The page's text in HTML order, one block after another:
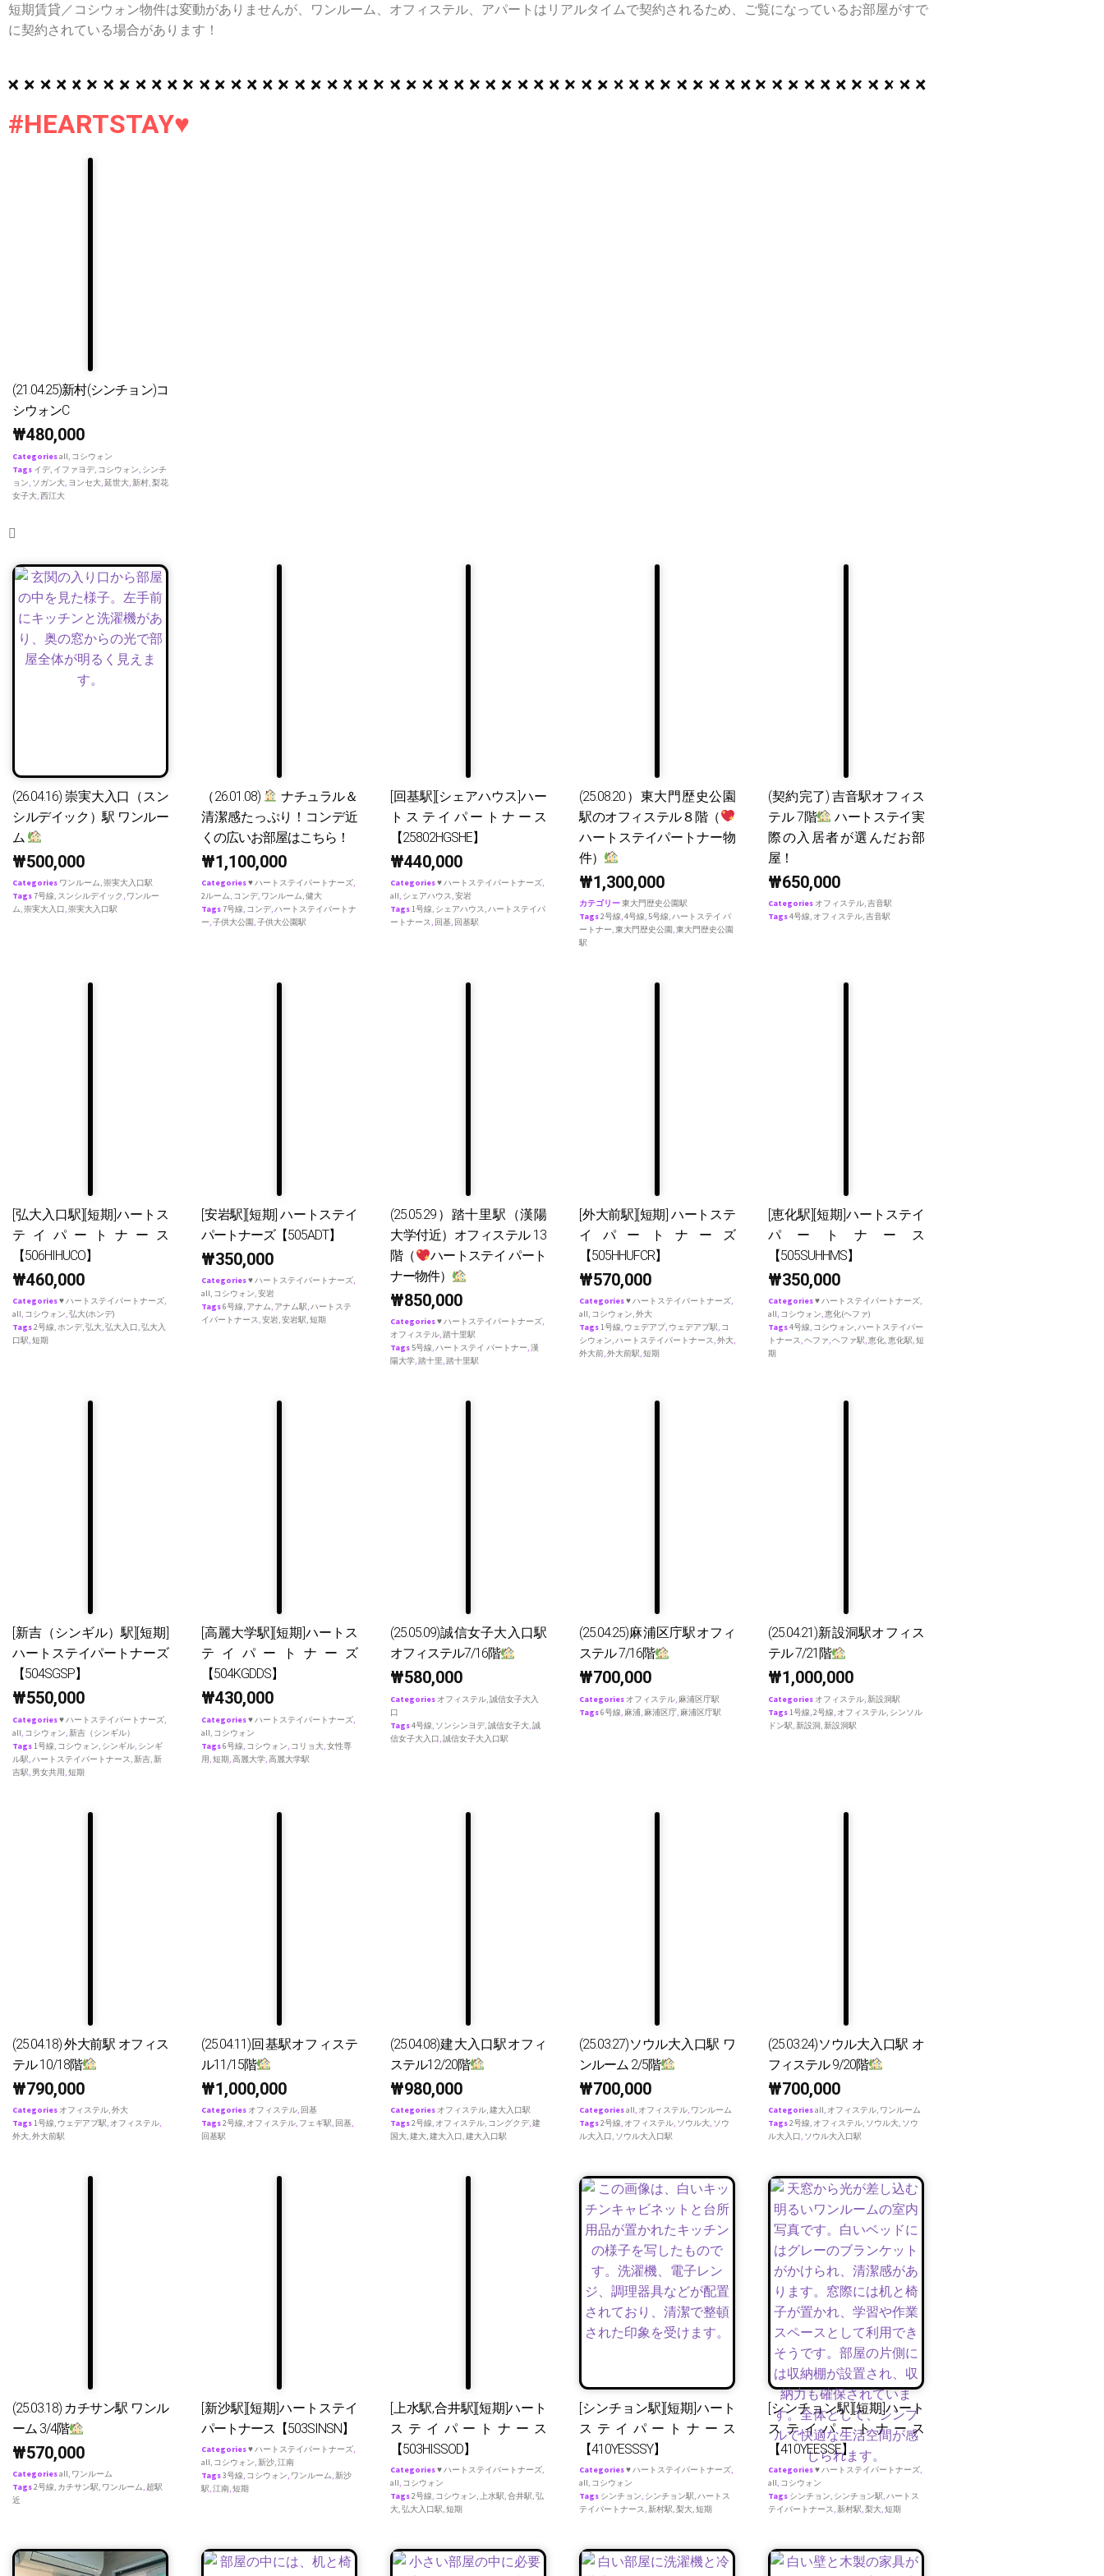
短期賃貸／コシウォン物件は変動がありませんが、ワンルーム、オフィステル、アパートはリアルタイムで契約されるため、ご覧になっているお部屋がすで
に契約されている場合があります！
#HEARTSTAY♥
(21.04.25)新村(シンチョン)コ
シウォンC
₩480,000
Categoriesall, コシウォン
Tags イデ, イファヨデ, コシウォン, シンチ
ョン, ソガン大, ヨンセ大,延世大,新村,梨花
女子大,西江大
(26.04.16) 崇実大入口（スン
シルデイック）駅 ワンルー
ム
₩500,000
Categories ワンルーム,崇実大入口駅
Tags7号線, スンシルデイック , ワンルー
ム,崇実大入口,崇実大入口駅
（26.01.08)
ナチュラル＆
清潔感たっぷり！コンデ近
くの広いお部屋はこちら！
₩1,100,000
Categories♥ ハートステイパートナーズ,
2ルーム, コンデ, ワンルーム,健大
Tags7号線, コンデ,ハートステイパートナ
ー,子供大公園,子供大公園駅
[回基駅][シェアハウス]ハー
トステイパートナース
【25802HGSHE】
₩440,000
Categories♥ ハートステイパートナーズ,
all, シェアハウス,安岩
Tags1号線, シェアハウス,ハートステイパ
ートナース, 回基, 回基駅
(25.08.20）東大門歴史公園
駅のオフィステル８階（
ハートステイパートナー物
件）
₩1,300,000
カテゴリー東大門歴史公園駅
Tags2号線,4号線, 5号線,ハートステイ パ
ートナー,東大門歴史公園,東大門歴史公園
駅
(契約完了) 吉音駅オフィス
テル 7階
ハートステイ実
際の入居者が選んだお部
屋！
₩650,000
Categories オフィステル,吉音駅
Tags4号線, オフィステル,吉音駅
[弘大入口駅][短期]ハートス
テイパートナース
【506HIHUCO】
₩460,000
Categories♥ ハートステイパートナーズ,
all, コシウォン,弘大(ホンデ)
Tags2号線,ホンデ,弘大,弘大入口,弘大入
口駅,短期
[安岩駅][短期] ハートステイ
パートナーズ【505ADT】
₩350,000
Categories♥ ハートステイパートナーズ,
all, コシウォン,安岩
Tags6号線, アナム, アナム駅,ハートステ
イパートナース,安岩,安岩駅,短期
(25.05.29）踏十里駅（漢陽
大学付近）オフィステル 13
階（
ハートステイ パート
ナー物件）
₩850,000
Categories♥ ハートステイパートナーズ,
オフィステル,踏十里駅
Tags 5号線,ハートステイ パートナー,漢
陽大学,踏十里,踏十里駅
[外大前駅][短期] ハートステ
イパートナーズ
【505HHUFCR】
₩570,000
Categories♥ ハートステイパートナーズ,
all, コシウォン,外大
Tags1号線, ウェデアプ, ウェデアプ駅, コ
シウォン,ハートステイパートナース,外大,
外大前,外大前駅,短期
[恵化駅][短期]ハートステイ
パートナース
【505SUHHMS】
₩350,000
Categories♥ ハートステイパートナーズ,
all, コシウォン,恵化(ヘファ)
Tags4号線, コシウォン,ハートステイパー
トナース,ヘファ,ヘファ駅,恵化,恵化駅,短
期
[新吉（シンギル）駅][短期]
ハートステイパートナーズ
【504SGSP】
₩550,000
Categories♥ ハートステイパートナーズ,
all, コシウォン,新吉（シンギル）
Tags1号線, コシウォン, シンギル, シンギ
ル駅,ハートステイパートナース,新吉,新
吉駅, 男女共用,短期
[高麗大学駅][短期]ハートス
テイパートナーズ
【504KGDDS】
₩430,000
Categories♥ ハートステイパートナーズ,
all, コシウォン
Tags6号線, コシウォン, コリョ大,女性専
用,短期,高麗大学,高麗大学駅
(25.05.09)誠信女子大入口駅
オフィステル7/16階
₩580,000
Categories オフィステル,誠信女子大入
口
Tags4号線, ソンシンヨデ,誠信女子大,誠
信女子大入口,誠信女子大入口駅
(25.04.25)麻浦区庁駅オフィ
ステル 7/16階
₩700,000
Categories オフィステル, 麻浦区庁駅
Tags6号線, 麻浦, 麻浦区庁, 麻浦区庁駅
(25.04.21)新設洞駅オフィス
テル 7/21階
₩1,000,000
Categories オフィステル,新設洞駅
Tags1号線,2号線, オフィステル, シンソル
ドン駅,新設洞,新設洞駅
(25.04.18) 外大前駅 オフィス
テル 10/18階
₩790,000
Categories オフィステル,外大
Tags1号線, ウェデアプ駅, オフィステル,
外大,外大前駅
(25.04.11)回基駅オフィステ
ル11/15階
₩1,000,000
Categories オフィステル, 回基
Tags2号線, オフィステル, フェギ駅, 回基,
回基駅
(25.04.08)建大入口駅オフィ
ステル12/20階
₩980,000
Categories オフィステル,建大入口駅
Tags2号線, オフィステル, コングクデ,建
国大,建大,建大入口,建大入口駅
(25.03.27)ソウル大入口駅 ワ
ンルーム 2/5階
₩700,000
Categoriesall, オフィステル, ワンルーム
Tags2号線, オフィステル, ソウル大, ソウ
ル大入口, ソウル大入口駅
(25.03.24)ソウル大入口駅 オ
フィステル 9/20階
₩700,000
Categoriesall, オフィステル, ワンルーム
Tags2号線, オフィステル, ソウル大, ソウ
ル大入口, ソウル大入口駅
(25.03.18) カチサン駅 ワンル
ーム 3/4階
₩570,000
Categoriesall, ワンルーム
Tags2号線, カチサン駅, ワンルーム, 超駅
近
[新沙駅][短期]ハートステイ
パートナース【503SINSN】
Categories♥ ハートステイパートナーズ,
all, コシウォン,新沙,江南
Tags3号線, コシウォン, ワンルーム,新沙
駅,江南,短期
[上水駅,合井駅][短期]ハート
ステイパートナース
【503HISSOD】
Categories♥ ハートステイパートナーズ,
all, コシウォン
Tags2号線, コシウォン, 上水駅,合井駅,弘
大,弘大入口駅,短期
[シンチョン駅][短期]ハート
ステイパートナース
【410YESSSY】
Categories♥ ハートステイパートナーズ,
all, コシウォン
Tags シンチョン, シンチョン駅,ハートス
テイパートナース,新村駅,梨大,短期
[シンチョン駅][短期]ハート
ステイパートナース
【410YEESSE】
Categories♥ ハートステイパートナーズ,
all, コシウォン
Tags シンチョン, シンチョン駅,ハートス
テイパートナース,新村駅,梨大,短期